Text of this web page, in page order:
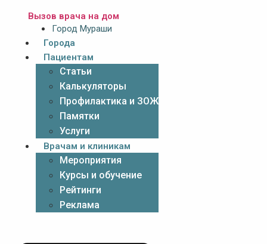
Вызов врача на дом
Город Мураши
Города
Пациентам
Статьи
Калькуляторы
Профилактика и ЗОЖ
Памятки
Услуги
Врачам и клиникам
Мероприятия
Курсы и обучение
Рейтинги
Реклама